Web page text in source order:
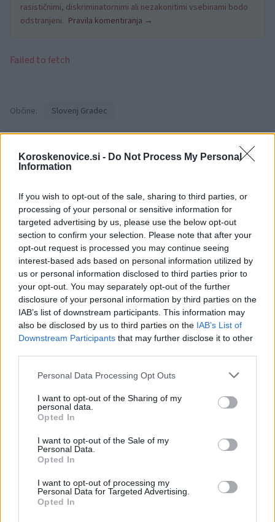
Koroskenovice.si - Do Not Process My Personal
Information
If you wish to opt-out of the sale, sharing to third parties, or
processing of your personal or sensitive information for
targeted advertising by us, please use the below opt-out
section to confirm your selection. Please note that after your
opt-out request is processed you may continue seeing
interest-based ads based on personal information utilized by
us or personal information disclosed to third parties prior to
your opt-out. You may separately opt-out of the further
disclosure of your personal information by third parties on the
IAB’s list of downstream participants. This information may
also be disclosed by us to third parties on the IAB’s List of
Downstream Participants that may further disclose it to other
Please note that this website/app uses one or more Google
not limited to your visit or usage behaviour. You may click to
grant or deny consent to Google and its third-party tags to
use your data for below specified purposes in below Google
consent section.
Personal Data Processing Opt Outs
I want to opt-out of the Sharing of my
personal data.
Opted In
I want to opt-out of the Sale of my
Personal Data.
Opted In
I want to opt-out of processing my
Personal Data for Targeted Advertising.
Opted In
rasističnimi, diskriminatornimi ali nezakonitimi vsebinami bodo
odstranjeni. Pravila komentiranja →
Failed to fetch
Občine: Slovenj Gradec
pp sg
PU Celje tatvina
Več iz kraja Slovenj Gradec
Članska ekipa NK Slovenj
Šoštanj
Festival Zebra razglasil
nagrade žirije in nagrada
(VIDEO) Štorklje obiskale
travnik v Mislinjski Dobravi,
(FOTO) Kava pri Lourdes trikrat
Slovenj Gradcu